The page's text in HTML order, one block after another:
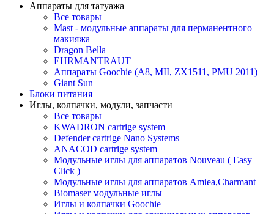
Аппараты для татуажа
Все товары
Mast - модульные аппараты для перманентного
макияжа
Dragon Bella
EHRMANTRAUT
Аппараты Goochie (A8, MII, ZX1511, PMU 2011)
Giant Sun
Блоки питания
Иглы, колпачки, модули, запчасти
Все товары
KWADRON cartrige system
Defender cartrige Nano Systems
ANACOD cartrige system
Модульные иглы для аппаратов Nouveau ( Easy
Click )
Модульные иглы для аппаратов Amiea,Charmant
Biomaser модульные иглы
Иглы и колпачки Goochie